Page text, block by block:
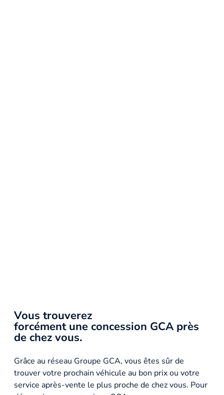
Vous trouverez
forcément une concession GCA près
de chez vous.
Grâce au réseau Groupe GCA, vous êtes sûr de
trouver votre prochain véhicule au bon prix ou votre
service après-vente le plus proche de chez vous. Pour